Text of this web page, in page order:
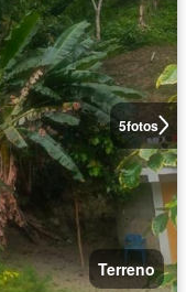
5fotos
Terreno